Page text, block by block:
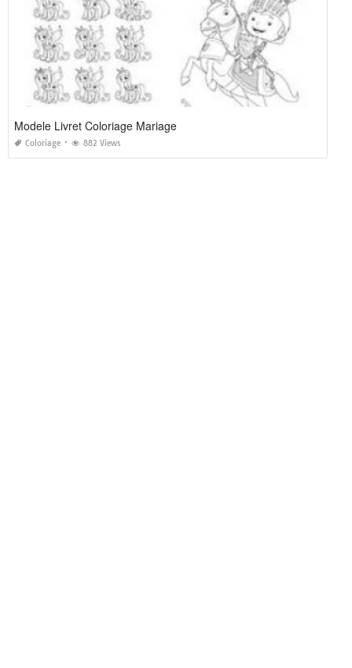
Modele Livret Coloriage Mariage
Coloriage 882 Views